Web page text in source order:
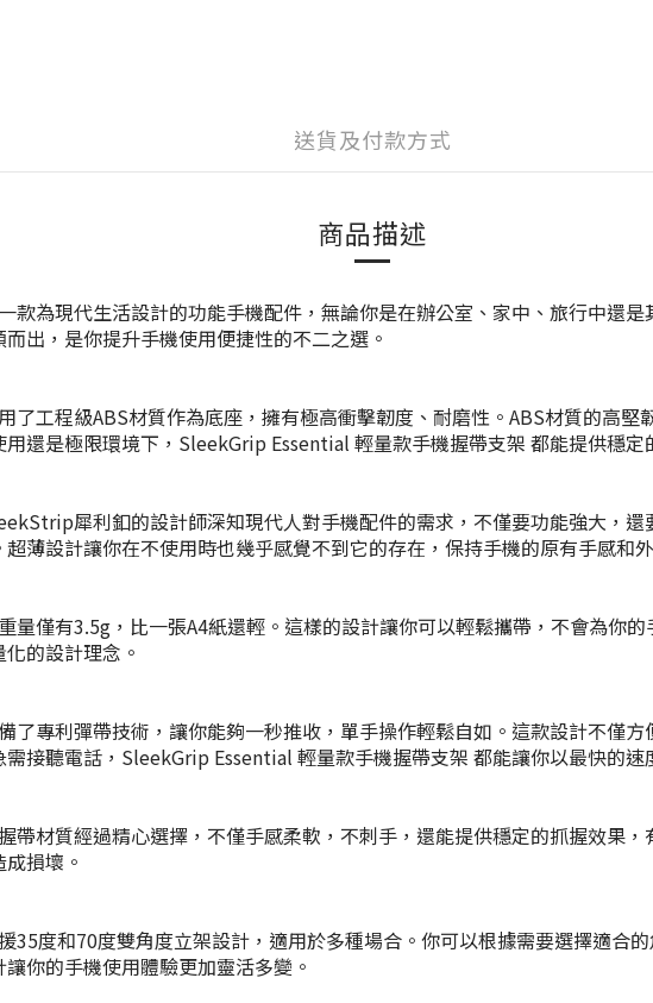
送貨及付款方式
商品描述
款為現代生活設計的功能手機配件，無論你是在辦公室、家中、旅行中還
出，是你提升手機使用便捷性的不二之選。
工程級ABS材質作為底座，擁有極高衝擊韌度、耐磨性。ABS材質的高
還是極限環境下，SleekGrip Essential 輕量款手機握帶支架 都能提供穩定
犀利釦的設計師深知現代人對手機配件的需求，不僅要功能強大，
薄設計讓你在不使用時也幾乎感覺不到它的存在，保持手機的原有手感和
僅有3.5g，比一張A4紙還輕。這樣的設計讓你可以輕鬆攜帶，不會為你
的設計理念。
了專利彈帶技術，讓你能夠一秒推收，單手操作輕鬆自如。這款設計不僅
接聽電話，SleekGrip Essential 輕量款手機握帶支架 都能讓你以最快的速
材質經過精心選擇，不僅手感柔軟，不刺手，還能提供穩定的抓握效果
損壞。
35度和70度雙角度立架設計，適用於多種場合。你可以根據需要選擇適合
你的手機使用體驗更加靈活多變。